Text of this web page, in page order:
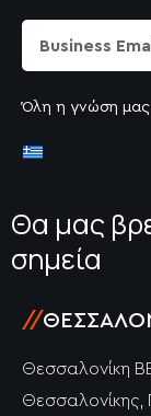
Όλη η γνώση
Θα μας
σημεία
//
Θεσσαλονίκη
Θεσσαλονίκης,